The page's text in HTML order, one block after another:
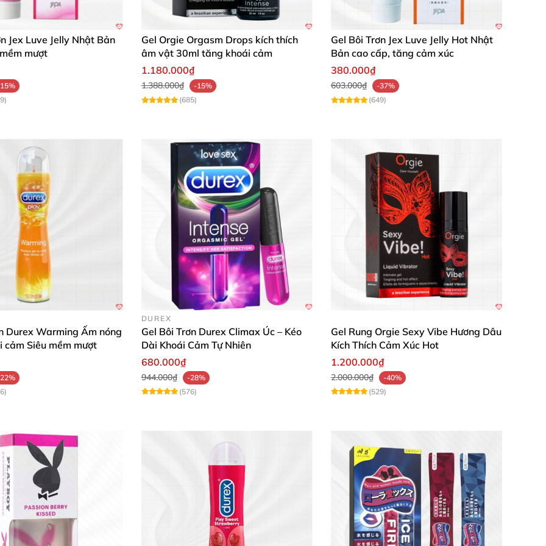
nhiên
dễ vệ sinh
Gel LoveKiss dâu ngọt ngào kéo dài cuộc yêu trơn tru
hương dâu
để đảm bảo vệ sinh.
tự nhiên có trong sản phẩm.
tiếp để bảo vệ chất lượng gel.
Jex Luve Jelly Nhật Bản
mượt
Gel Orgie Orgasm Drops kích thích
âm vật 30ml tăng khoái cảm
1.180.000₫
1.388.000₫
-15%
(685)
Gel Bôi Trơn Jex Luve Jelly Hot Nhật
Bản cao cấp, tăng cảm xúc
380.000₫
603.000₫
-37%
(649)
Durex Warming Ấm nóng
cảm Siêu mềm mượt
DUREX
Gel Bôi Trơn Durex Climax Úc – Kéo
Dài Khoái Cảm Tự Nhiên
680.000₫
944.000₫
-28%
(576)
Gel Rung Orgie Sexy Vibe Hương Dâu
Kích Thích Cảm Xúc Hot
1.200.000₫
2.000.000₫
-40%
(529)